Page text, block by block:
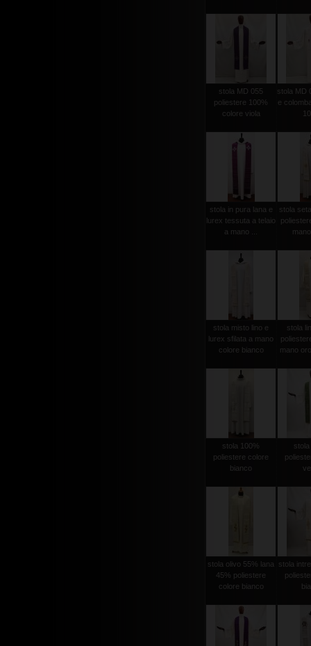
stola MD 055
poliestere 100%
colore viola
stola MD
e
stola in pura lana e
lurex tessuta a telaio
a mano ...
stola
stola misto lino e
lurex sfilata a mano
colore bianco
stola
mano
stola 100%
poliestere colore
bianco
stola olivo 55% lana
45% poliestere
colore bianco
stola